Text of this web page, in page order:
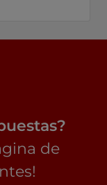
de